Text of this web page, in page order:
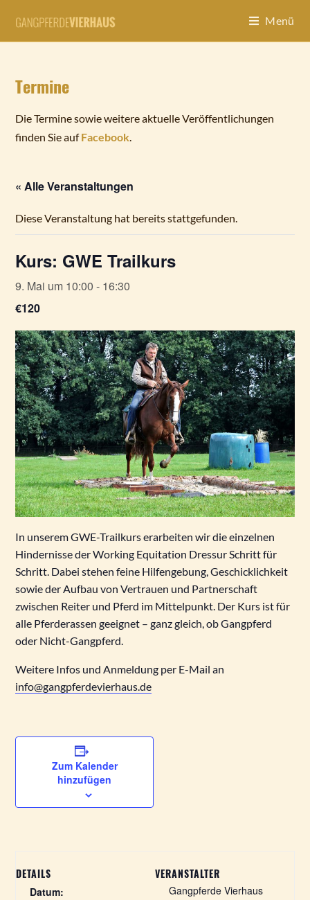
Inhalt
Menü
Termine
Die Termine sowie weitere aktuelle Veröffentlichungen
finden Sie aufFacebook.
« Alle Veranstaltungen
Diese Veranstaltung hat bereits stattgefunden.
Kurs: GWE Trailkurs
9. Mai um 10:00 - 16:30
€120
In unserem GWE-Trailkurs erarbeiten wir die einzelnen
Hindernisse der Working Equitation Dressur Schritt für
Schritt. Dabei stehen feine Hilfengebung, Geschicklichkeit
sowie der Aufbau von Vertrauen und Partnerschaft
zwischen Reiter und Pferd im Mittelpunkt. Der Kurs ist für
alle Pferderassen geeignet – ganz gleich, ob Gangpferd
oder Nicht-Gangpferd.
Weitere Infos und Anmeldung per E-Mail an
info@gangpferdevierhaus.de
Zum Kalender
hinzufügen
DETAILS
Datum:
VERANSTALTER
Gangpferde Vierhaus